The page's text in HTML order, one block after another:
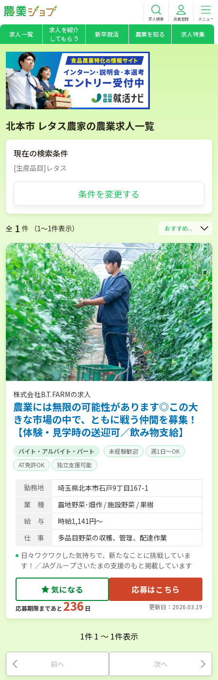
求人検索 会員登録 メニュー
求人一覧
求人を紹介
してもらう
新卒就活 農業を知る 求人特集
北本市 レタス農家の農業求人一覧
現在の検索条件
[生産品目]レタス
条件を変更する
全 1 件 （1〜1件表示） おすすめ...
株式会社B.T.FARMの求人
農業には無限の可能性があります◎この大
きな市場の中で、ともに戦う仲間を募集！
【体験・見学時の送迎可／飲み物支給】
バイト・アルバイト・パート 未経験歓迎
週1日～OK
AT免許OK
独立支援可能
勤務地
埼玉県北本市石戸9丁目167-1
業 種
露地野菜･畑作 / 施設野菜 / 果樹
給 与
時給1,141円～
仕 事
多品目野菜の収穫、管理、配達作業
日々ワクワクした気持ちで、新たなことに挑戦していま
す！／JAグループさいたまの支援のもと掲載しています
気になる 応募はこちら
応募期限まであと 236 日 更新日：2026.03.19
1件 1 〜 1件表示
前へ 次へ